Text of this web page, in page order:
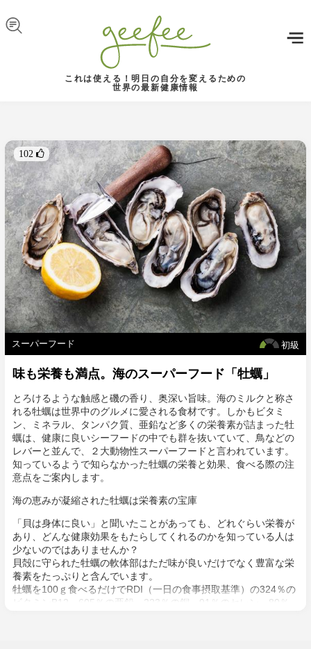
これは使える！明日の自分を変えるための
世界の最新健康情報
102 
初級
スーパーフード
味も栄養も満点。海のスーパーフード「牡蠣」
とろけるような触感と磯の香り、奥深い旨味。海のミルクと称さ
れる牡蠣は世界中のグルメに愛される食材です。しかもビタミ
ン、ミネラル、タンパク質、亜鉛など多くの栄養素が詰まった牡
蠣は、健康に良いシーフードの中でも群を抜いていて、鳥などの
レバーと並んで、２大動物性スーパーフードと言われています。
知っているようで知らなかった牡蠣の栄養と効果、食べる際の注
意点をご案内します。
海の恵みが凝縮された牡蠣は栄養素の宝庫
「貝は身体に良い」と聞いたことがあっても、どれぐらい栄養が
あり、どんな健康効果をもたらしてくれるのかを知っている人は
少ないのではありませんか？
貝殻に守られた牡蠣の軟体部はただ味が良いだけでなく豊富な栄
養素をたっぷりと含んでいます。
牡蠣を100ｇ食べるだけでRDI（一日の食事摂取基準）の324％の
ビタミンB12、605％の亜鉛、223％の銅、91％のセレン、80％